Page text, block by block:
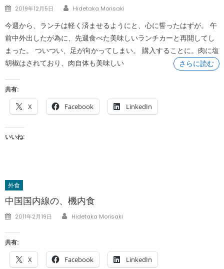
Posted
2019年12月5日 Author
Hidetaka Morisaki
今週から、ランチは軽く済ませるようにと、心に誓ったはずが。 午
前中外出したが為に、先週食べた美味しいランチカーと再開してし
まった。 ついつい、足が向かってしまい。 購入することに。肉に塩
胡椒はされており、肉自体も美味しい
さらに読む
共有:
X Facebook LinkedIn
いいね:
外食
中国国内線の、機内食
Posted
2011年2月19日 Author
Hidetaka Morisaki
共有:
X Facebook LinkedIn